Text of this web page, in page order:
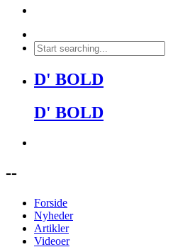
D' BOLD
D' BOLD
--
Forside
Nyheder
Artikler
Videoer